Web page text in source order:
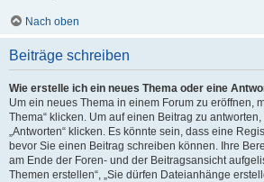
Nach oben
Beiträge schreiben
Wie erstelle ich ein neues Thema oder eine
Um ein neues Thema in einem Forum zu eröffnen,
Thema“ klicken. Um auf einen Beitrag zu
„Antworten“ klicken. Es könnte sein, dass eine
bevor Sie einen Beitrag schreiben können. Ihre
am Ende der Foren- und der Beitragsansicht
Themen erstellen“, „Sie dürfen Dateianhänge